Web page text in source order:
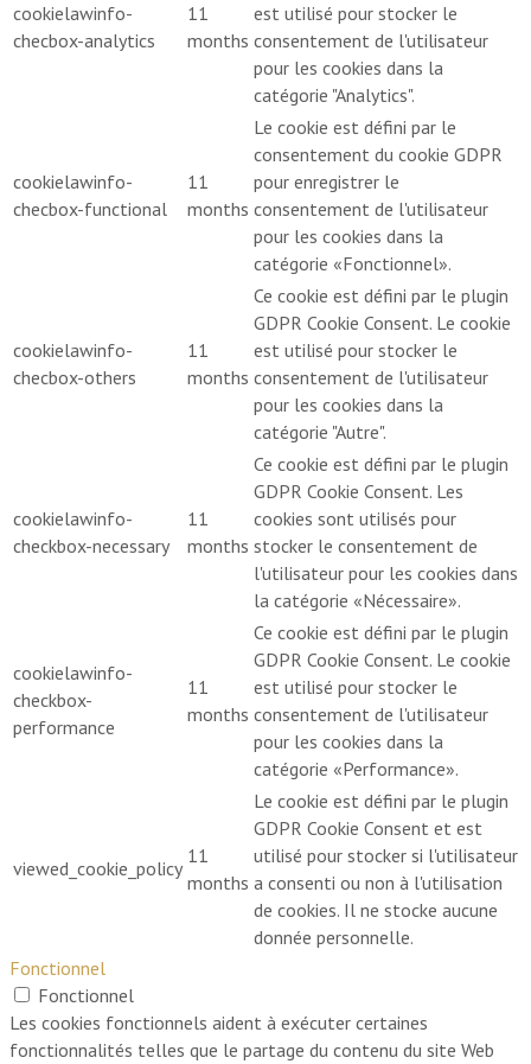
cookielawinfo-
checbox-analytics
11
months
est utilisé pour stocker le
consentement de l'utilisateur
pour les cookies dans la
catégorie "Analytics".
cookielawinfo-
checbox-functional
11
months
Le cookie est défini par le
consentement du cookie GDPR
pour enregistrer le
consentement de l'utilisateur
pour les cookies dans la
catégorie «Fonctionnel».
cookielawinfo-
checbox-others
11
months
Ce cookie est défini par le plugin
GDPR Cookie Consent. Le cookie
est utilisé pour stocker le
consentement de l'utilisateur
pour les cookies dans la
catégorie "Autre".
cookielawinfo-
checkbox-necessary
11
months
Ce cookie est défini par le plugin
GDPR Cookie Consent. Les
cookies sont utilisés pour
stocker le consentement de
l'utilisateur pour les cookies dans
la catégorie «Nécessaire».
cookielawinfo-
checkbox-
performance
11
months
Ce cookie est défini par le plugin
GDPR Cookie Consent. Le cookie
est utilisé pour stocker le
consentement de l'utilisateur
pour les cookies dans la
catégorie «Performance».
viewed_cookie_policy
11
months
Le cookie est défini par le plugin
GDPR Cookie Consent et est
utilisé pour stocker si l'utilisateur
a consenti ou non à l'utilisation
de cookies. Il ne stocke aucune
donnée personnelle.
Fonctionnel
Fonctionnel
Les cookies fonctionnels aident à exécuter certaines
fonctionnalités telles que le partage du contenu du site Web